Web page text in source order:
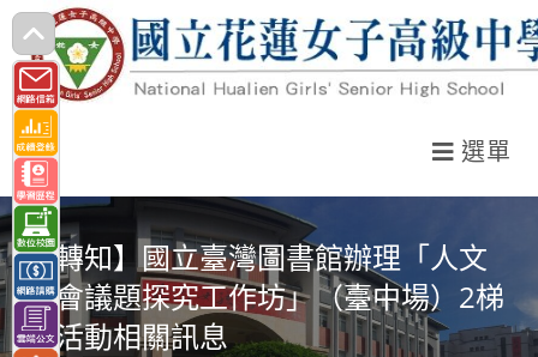
跳
轉
至
主
要
內
容
選單
【轉知】國立臺灣圖書館辦理「人文
社會議題探究工作坊」（臺中場）2梯
次活動相關訊息